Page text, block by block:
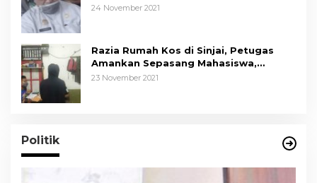
24 November 2021
Razia Rumah Kos di Sinjai, Petugas
Amankan Sepasang Mahasiswa,
Mengaku Berpacaran
23 November 2021
Politik